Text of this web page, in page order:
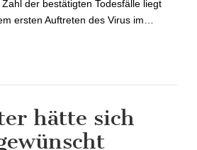
der bestätigten Todesfälle liegt
ersten Auftreten des Virus im…
hätte sich